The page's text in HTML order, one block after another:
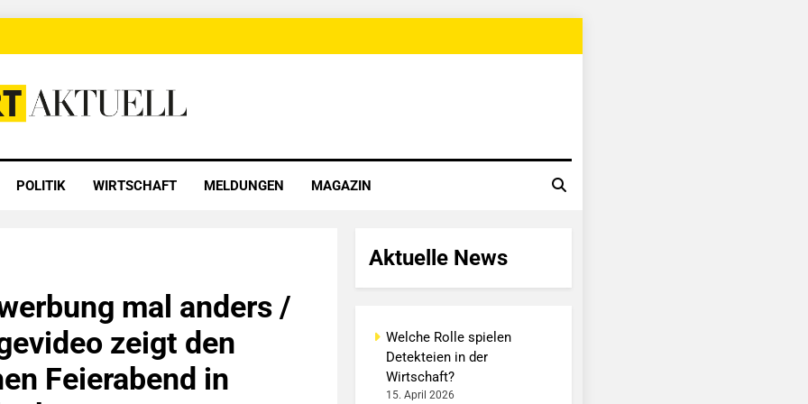
POLITIK WIRTSCHAFT MELDUNGEN MAGAZIN
mal anders /
zeigt den
Feierabend in
Aktuelle News
Welche Rolle spielen
Detekteien in der
Wirtschaft?
15. April 2026